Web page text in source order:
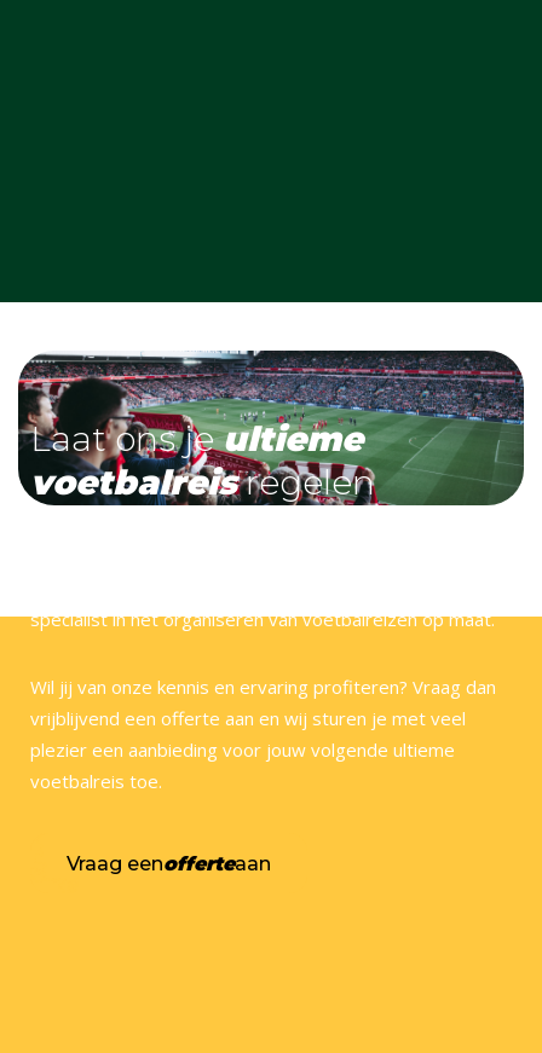
Laat ons jeultieme
voetbalreisregelen
specialist in het organiseren van voetbalreizen op maat.
Wil jij van onze kennis en ervaring profiteren? Vraag dan
vrijblijvend een offerte aan en wij sturen je met veel
plezier een aanbieding voor jouw volgende ultieme
voetbalreis toe.
Vraag eenofferteaan